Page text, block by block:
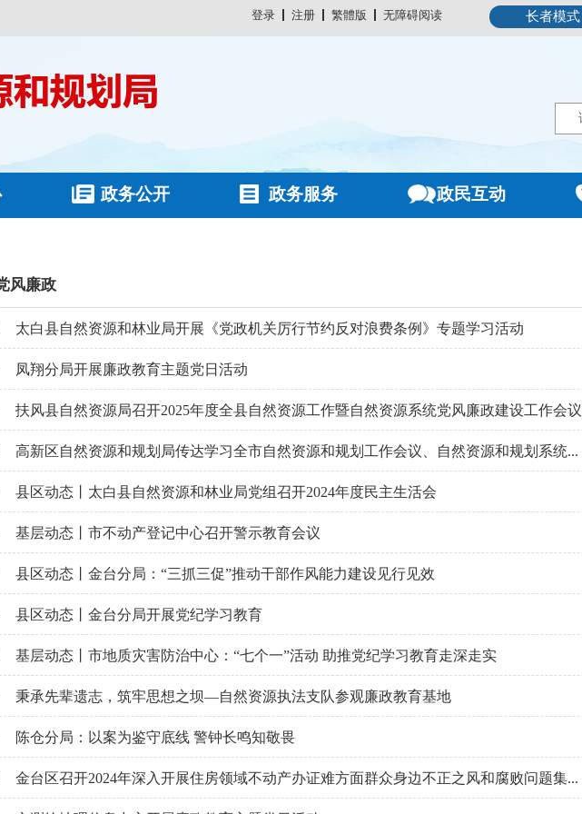
长者模式
登录 注册 繁體版 无障碍阅读
政务公开 政务服务 政民互动
风廉政
太白县自然资源和林业局开展《党政机关厉行节约反对浪费条例》专题学习活动
凤翔分局开展廉政教育主题党日活动
扶风县自然资源局召开2025年度全县自然资源工作暨自然资源系统党风廉政建设工作会议
高新区自然资源和规划局传达学习全市自然资源和规划工作会议、自然资源和规划系统...
县区动态丨太白县自然资源和林业局党组召开2024年度民主生活会
基层动态丨市不动产登记中心召开警示教育会议
县区动态丨金台分局：“三抓三促”推动干部作风能力建设见行见效
县区动态丨金台分局开展党纪学习教育
基层动态丨市地质灾害防治中心：“七个一”活动 助推党纪学习教育走深走实
秉承先辈遗志，筑牢思想之坝—自然资源执法支队参观廉政教育基地
陈仓分局：以案为鉴守底线 警钟长鸣知敬畏
金台区召开2024年深入开展住房领域不动产办证难方面群众身边不正之风和腐败问题集...